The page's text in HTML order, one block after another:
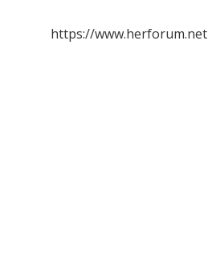
https://www.herforum.net